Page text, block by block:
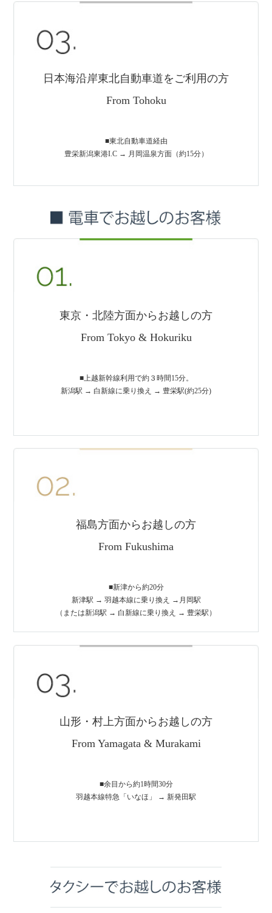
日本海沿岸東北自動車道をご利用の方
From Tohoku
■東北自動車道経由
豊栄新潟東港I.C → 月岡温泉方面（約15分）
東京・北陸方面からお越しの方
From Tokyo & Hokuriku
■上越新幹線利用で約３時間15分。
新潟駅 → 白新線に乗り換え → 豊栄駅(約25分)
福島方面からお越しの方
From Fukushima
■新津から約20分
新津駅 → 羽越本線に乗り換え →月岡駅
（または新潟駅 → 白新線に乗り換え → 豊栄駅）
山形・村上方面からお越しの方
From Yamagata & Murakami
■余目から約1時間30分
羽越本線特急「いなほ」 → 新発田駅